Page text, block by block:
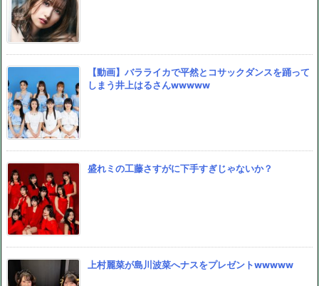
【動画】バラライカで平然とコサックダンスを踊って
しまう井上はるさんwwwww
盛れミの工藤さすがに下手すぎじゃないか？
上村麗菜が島川波菜へナスをプレゼントwwwww